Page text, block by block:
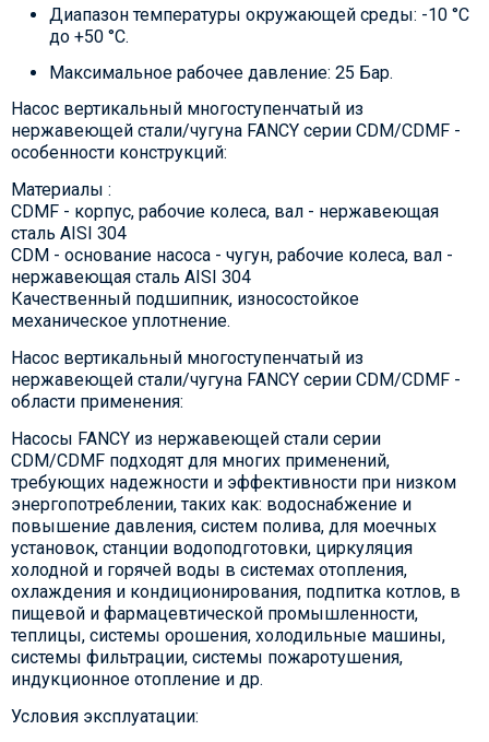
Диапазон температуры окружающей среды: -10 °C
до +50 °C.
Максимальное рабочее давление: 25 Бар.
Насос вертикальный многоступенчатый из
нержавеющей стали/чугуна FANCY серии CDM/CDMF -
особенности конструкций:
Материалы :
CDMF - корпус, рабочие колеса, вал - нержавеющая
сталь AISI 304
CDM - основание насоса - чугун, рабочие колеса, вал -
нержавеющая сталь AISI 304
Качественный подшипник, износостойкое
механическое уплотнение.
Насос вертикальный многоступенчатый из
нержавеющей стали/чугуна FANCY серии CDM/CDMF -
области применения:
Насосы FANCY из нержавеющей стали серии
CDM/CDMF подходят для многих применений,
требующих надежности и эффективности при низком
энергопотреблении, таких как: водоснабжение и
повышение давления, систем полива, для моечных
установок, станции водоподготовки, циркуляция
холодной и горячей воды в системах отопления,
охлаждения и кондиционирования, подпитка котлов, в
пищевой и фармацевтической промышленности,
теплицы, системы орошения, холодильные машины,
системы фильтрации, системы пожаротушения,
индукционное отопление и др.
Условия эксплуатации: